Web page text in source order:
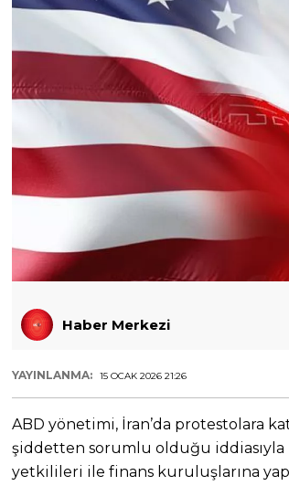
Haber Merkezi
YAYINLANMA: 15 OCAK 2026 21:26
ABD yönetimi, İran’da protestolara
şiddetten sorumlu olduğu iddiasıyla
yetkilileri ile finans kuruluşlarına